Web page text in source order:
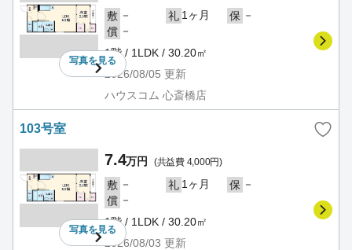
写真を見る
敷 － 礼 1ヶ月 保 －
償 －
1階 / 1LDK / 30.20㎡
2026/08/05 更新
ハウスコム 心斎橋店
103号室
写真を見る
7.4万円 (共益費 4,000円)
敷 － 礼 1ヶ月 保 －
償 －
1階 / 1LDK / 30.20㎡
2026/08/03 更新